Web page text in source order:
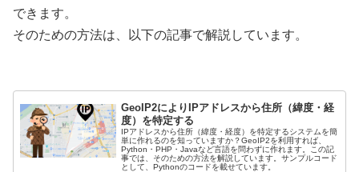
できます。
そのための方法は、以下の記事で解説しています。
GeoIP2によりIPアドレスから住所（緯度・経
度）を特定する
IPアドレスから住所（緯度・経度）を特定するシステムを簡
単に作れるのを知っていますか？GeoIP2を利用すれば、
Python・PHP・Javaなど言語を問わずに作れます。この記
事では、そのための方法を解説しています。サンプルコード
として、Pythonのコードを載せています。